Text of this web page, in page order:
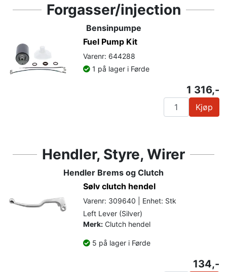
Forgasser/injection
Bensinpumpe
Fuel Pump Kit
Varenr: 644288
1 på lager i Førde
1 316,-
Kjøp
Hendler, Styre, Wirer
Hendler Brems og Clutch
Sølv clutch hendel
Varenr: 309640 | Enhet: Stk
Left Lever (Silver)
Merk: Clutch hendel
5 på lager i Førde
134,-